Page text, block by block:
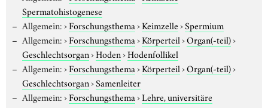
Spermatohistogenese
Allgemein:›Forschungsthema›Keimzelle›Spermium
Allgemein:›Forschungsthema›Körperteil›Organ(-teil)›
Geschlechtsorgan›Hoden›Hodenfollikel
Allgemein:›Forschungsthema›Körperteil›Organ(-teil)›
Geschlechtsorgan›Samenleiter
Allgemein:›Forschungsthema›Lehre, universitäre